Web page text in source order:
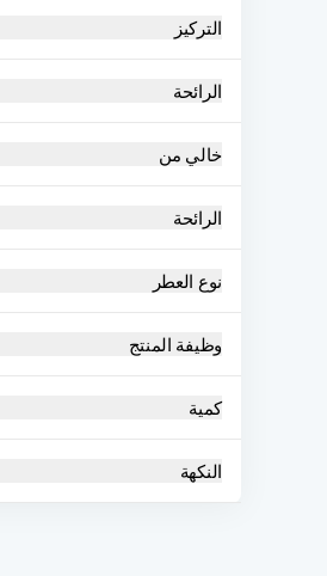
التركيز
الرائحة
خالي من
الرائحة
نوع العطر
وظيفة المنتج
كمية
النكهة